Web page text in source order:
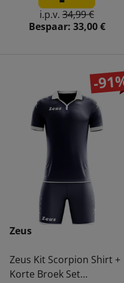
i.p.v. 34,99 €
Bespaar: 33,00 €
-
Zeus
Zeus Kit Scorpion Shirt +
Korte Broek Set